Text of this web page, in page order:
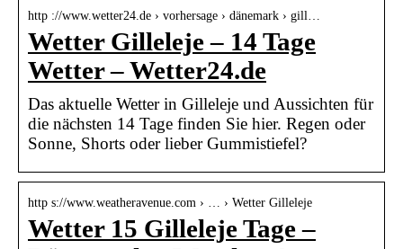
http ://www.wetter24.de › vorhersage › dänemark › gill…
Wetter Gilleleje – 14 Tage
Wetter – Wetter24.de
Das aktuelle Wetter in Gilleleje und Aussichten für
die nächsten 14 Tage finden Sie hier. Regen oder
Sonne, Shorts oder lieber Gummistiefel?
http s://www.weatheravenue.com › … › Wetter Gilleleje
Wetter 15 Gilleleje Tage –